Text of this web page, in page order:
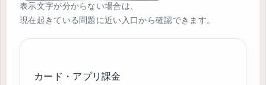
表示文字が分からない場合は、
現在起きている問題に近い入口から確認できます。
カード・アプリ課金